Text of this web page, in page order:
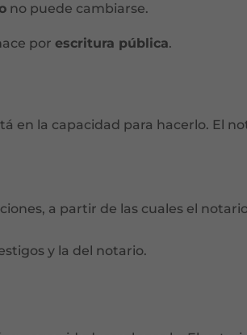
no puede cambiarse.
por escritura pública.
en la capacidad para hacerlo. El
a partir de las cuales el
y la del notario.